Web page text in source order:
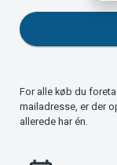
For alle køb du
mailadresse, er der
allerede har én.